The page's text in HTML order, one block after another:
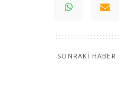
SONRAKİ HABER